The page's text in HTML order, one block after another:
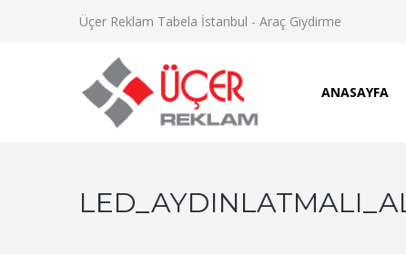
Üçer Reklam Tabela İstanbul - Araç Giydirme
ANASAYFA